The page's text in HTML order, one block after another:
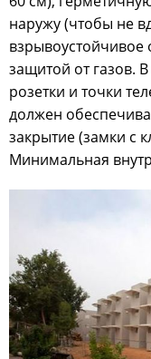
наружу (чтобы не
взрывоустойчивое
защитой от газов.
розетки и точки
должен
закрытие (замки с
Минимальная